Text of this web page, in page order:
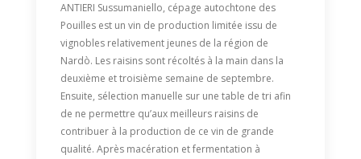
ANTIERI Sussumaniello, cépage autochtone des
Pouilles est un vin de production limitée issu de
vignobles relativement jeunes de la région de
Nardò. Les raisins sont récoltés à la main dans la
deuxième et troisième semaine de septembre.
Ensuite, sélection manuelle sur une table de tri afin
de ne permettre qu’aux meilleurs raisins de
contribuer à la production de ce vin de grande
qualité. Après macération et fermentation à